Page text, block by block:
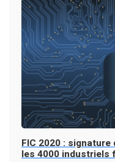
FIC 2020 :
les 4000 industriels